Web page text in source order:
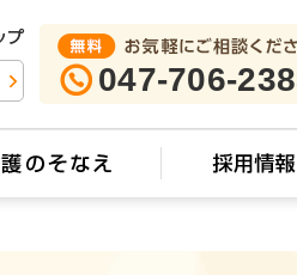
047-706-